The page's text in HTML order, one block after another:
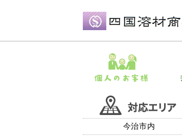
今治市内